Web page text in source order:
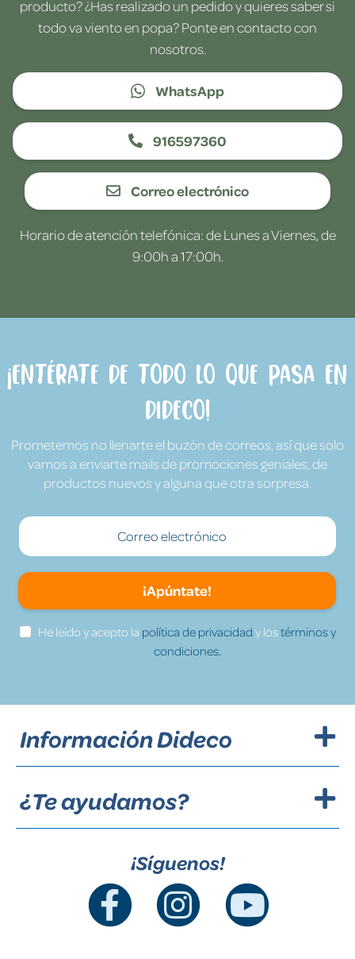
producto? ¿Has realizado un pedido y quieres saber si
todo va viento en popa? Ponte en contacto con
nosotros.
WhatsApp
916597360
Correo electrónico
Horario de atención telefónica: de Lunes a Viernes, de
9:00h a 17:00h.
¡Entérate de todo lo que pasa en
Dideco!
Prometemos no llenarte el buzón de correos, así que solo
vamos a enviarte mails de promociones geniales, de
productos nuevos y alguna que otra sorpresa.
¡Apúntate!
He leído y acepto la política de privacidad y lostérminos y
condiciones.
Información Dideco
¿Te ayudamos?
¡Síguenos!